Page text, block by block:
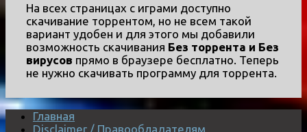
На всех страницах с играми доступно
скачивание торрентом, но не всем такой
вариант удобен и для этого мы добавили
возможность скачивания Без торрента и Без
вирусов прямо в браузере бесплатно. Теперь
не нужно скачивать программу для торрента.
Главная
Disclaimer / Правообладателям